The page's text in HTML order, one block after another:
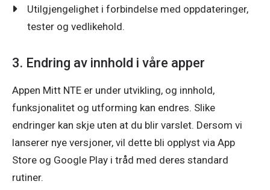
Utilgjengelighet i forbindelse med oppdateringer,
tester og vedlikehold.
3. Endring av innhold i våre apper
Appen Mitt NTE er under utvikling, og innhold,
funksjonalitet og utforming kan endres. Slike
endringer kan skje uten at du blir varslet. Dersom vi
lanserer nye versjoner, vil dette bli opplyst via App
Store og Google Play i tråd med deres standard
rutiner.